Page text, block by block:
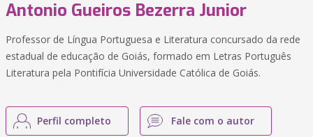
Antonio Gueiros Bezerra Junior
Professor de Língua Portuguesa e Literatura concursado da rede
estadual de educação de Goiás, formado em Letras Português
Literatura pela Pontifícia Universidade Católica de Goiás.
Perfil completo Fale com o autor